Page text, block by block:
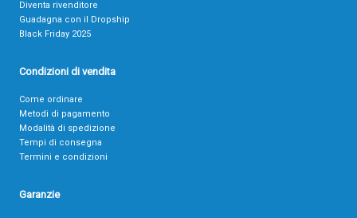
Diventa rivenditore
Guadagna con il Dropship
Black Friday 2025
Condizioni di vendita
Come ordinare
Metodi di pagamento
Modalità di spedizione
Tempi di consegna
Termini e condizioni
Garanzie